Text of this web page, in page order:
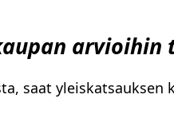
arvioihin
saat